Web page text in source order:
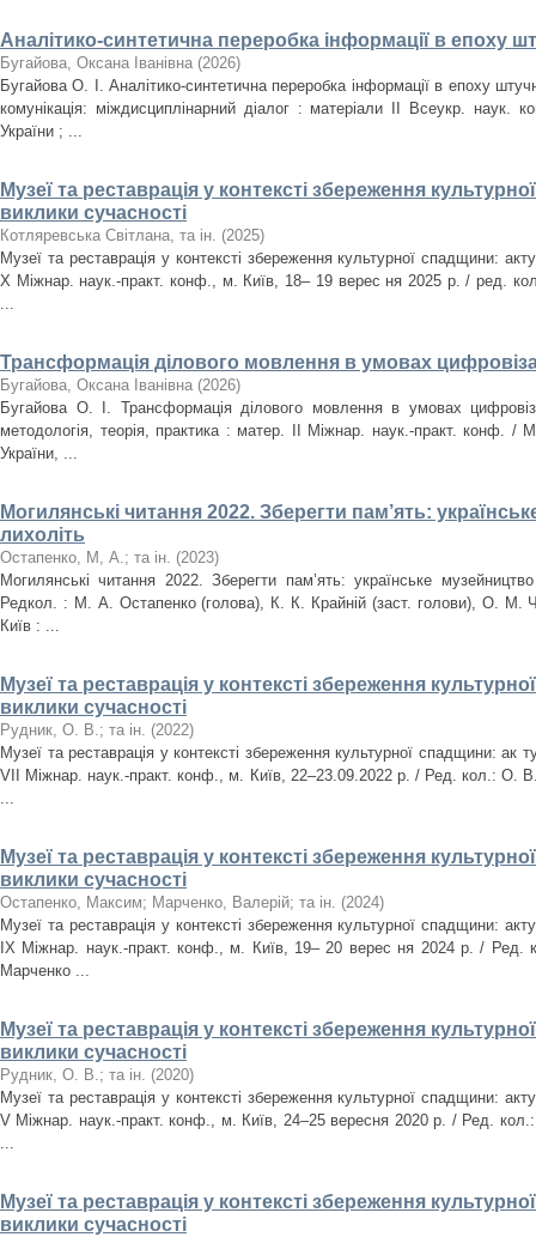
Аналітико-синтетична переробка інформації в епоху
Бугайова, Оксана Іванівна (2026)
Бугайова О. І. Аналітико-синтетична переробка інформації в епоху
комунікація: міждисциплінарний діалог : матеріали ІІ Всеукр.
України ; ...
Музеї та реставрація у контексті збереження
виклики сучасності
Котляревська Світлана, та ін. (2025)
Музеї та реставрація у контексті збереження культурної спадщини:
X Міжнар. наук.-практ. конф., м. Київ, 18– 19 верес ня 2025 р. / ред.
...
Трансформація ділового мовлення в умовах
Бугайова, Оксана Іванівна (2026)
Бугайова О. І. Трансформація ділового мовлення в умовах
методологія, теорія, практика : матер. ІІ Міжнар. наук.-практ. конф. /
України, ...
Могилянські читання 2022. Зберегти пам’ять:
лихоліть
Остапенко, М, А.; та ін. (2023)
Могилянські читання 2022. Зберегти пам’ять: українське
Редкол. : М. А. Остапенко (голова), К. К. Крайній (заст. голови), О. М.
Київ : ...
Музеї та реставрація у контексті збереження
виклики сучасності
Рудник, О. В.; та ін. (2022)
Музеї та реставрація у контексті збереження культурної спадщини: ак
VІІ Міжнар. наук.-практ. конф., м. Київ, 22–23.09.2022 р. / Ред. кол.: О.
...
Музеї та реставрація у контексті збереження
виклики сучасності
Остапенко, Максим; Марченко, Валерій; та ін. (2024)
Музеї та реставрація у контексті збереження культурної спадщини:
IX Міжнар. наук.-практ. конф., м. Київ, 19– 20 верес ня 2024 р. /
Марченко ...
Музеї та реставрація у контексті збереження
виклики сучасності
Рудник, О. В.; та ін. (2020)
Музеї та реставрація у контексті збереження культурної спадщини:
V Міжнар. наук.-практ. конф., м. Київ, 24–25 вересня 2020 р. / Ред.
...
Музеї та реставрація у контексті збереження
виклики сучасності